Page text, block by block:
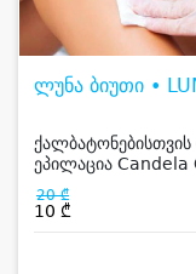
ლუნა ბიუთი •
ქალბატონებისთვის
ეპილაცია Candela
აპარატით
20 ₾
10 ₾